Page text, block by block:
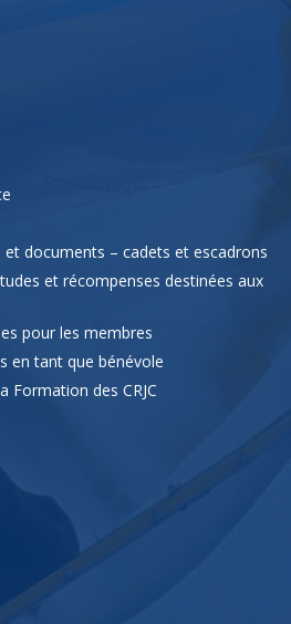
et documents – cadets et escadrons
et récompenses destinées aux
pour les membres
en tant que bénévole
Formation des CRJC